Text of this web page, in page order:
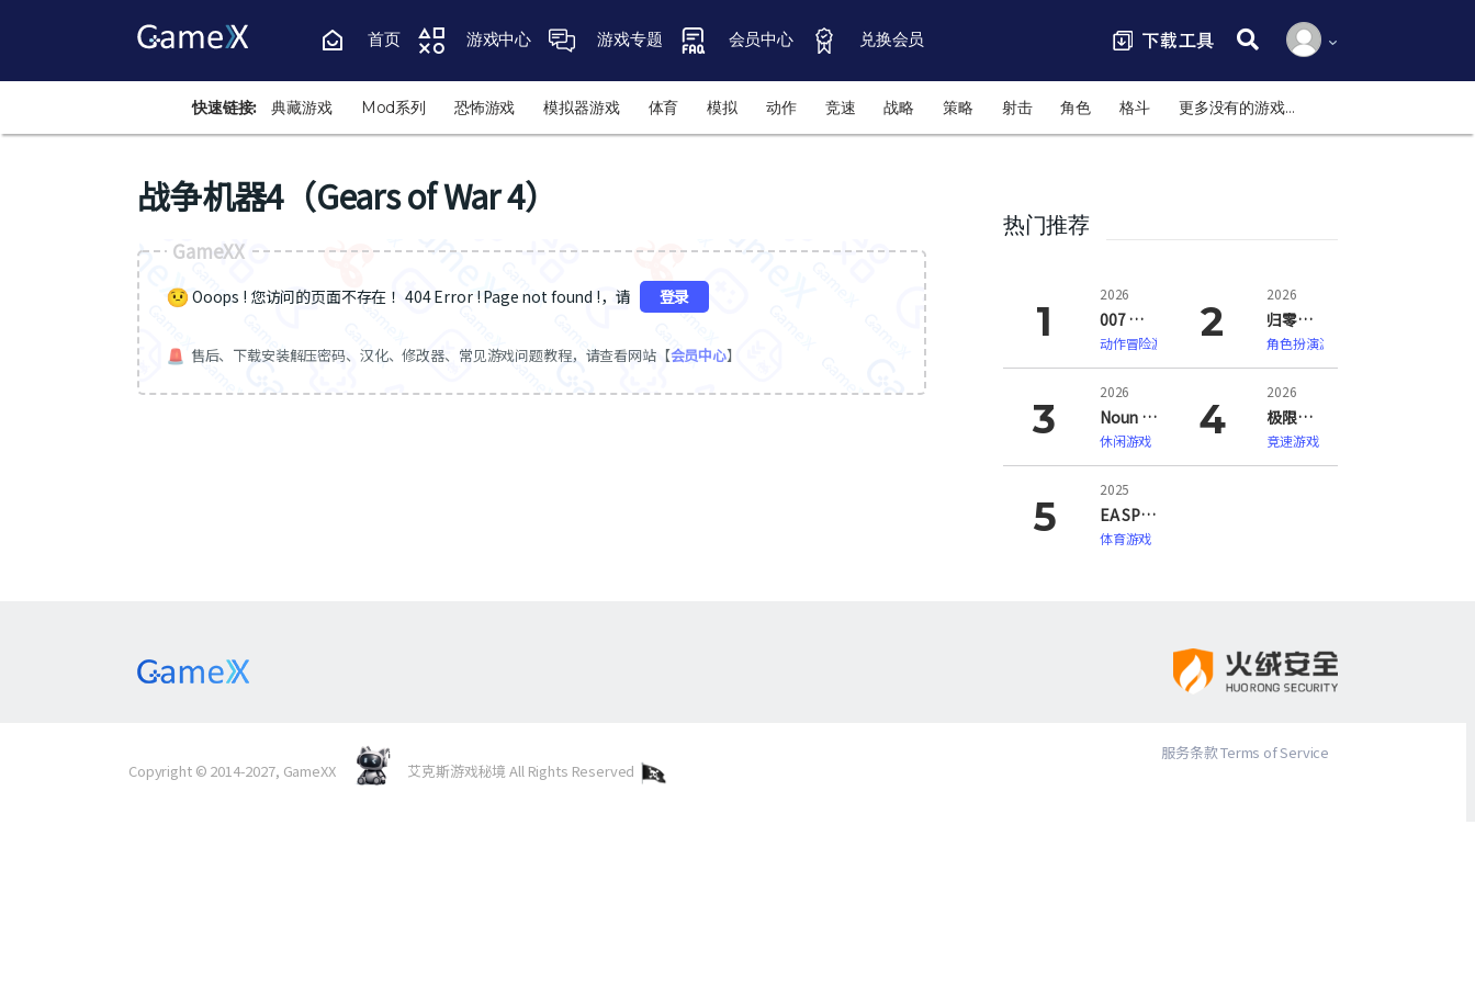
首页 游戏中心 游戏专题 会员中心 兑换会员
搜索:
快速链接: 典藏游戏 Mod系列 恐怖游戏 模拟器游戏 体育 模拟 动作 竞速 战略 策略 射击 角色 格斗 更多没有的游戏…
战争机器4（Gears of War 4）
GameXX
Ooops ! 您访问的页面不存在 ！404 Error ! Page not found !，请 登录
售后、下载安装解压密码、汉化、修改器、常见游戏问题教程，请查看网站【会员中心】
热门推荐
2026
007 初露锋芒（007 First Light）
动作冒险游戏
2026
归零巡礼：亡谍镇魂曲（ZERO PARADES: For Dead Spies）
角色扮演游戏
2026
Noun Town 语言学习（Noun Town Language Learning）
休闲游戏
2026
极限竞速：地平线6（Forza Horizon 6）
竞速游戏
2025
EA SPORTS FC 26
体育游戏
Copyright © 2014-2027, GameXX 艾克斯游戏秘境 All Rights Reserved
服务条款 Terms of Service